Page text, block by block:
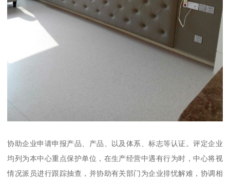
协助企业申请申报产品、产品、以及体系、标志等认证。评定企业
均列为本中心重点保护单位，在生产经营中遇有行为时，中心将视
情况派员进行跟踪抽查，并协助有关部门为企业排忧解难，协调相